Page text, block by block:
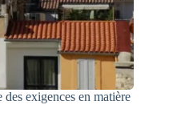
des exigences en matière